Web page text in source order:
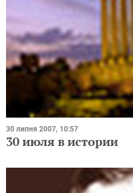
30 липня 2007, 10:57
30 июля в истории